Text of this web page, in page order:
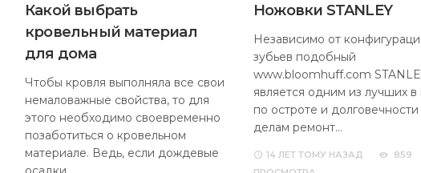
Какой выбрать
кровельный материал
для дома
Чтобы кровля выполняла все свои
немаловажные свойства, то для
этого необходимо своевременно
позаботиться о кровельном
материале. Ведь, если дождевые
Ножовки STANLEY
Независимо от
зубьев подобный
www.bloomhuff.com
является одним из лучших
по остроте и
делам ремонт…
14 ЛЕТ ТОМУ НАЗАД
859